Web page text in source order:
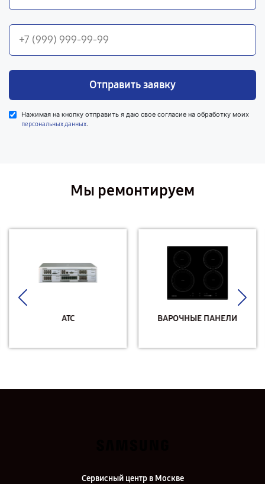
Отправить заявку
Нажимая на кнопку отправить я даю свое согласие на обработку моих
персональных данных.
Мы ремонтируем
АТС ВАРОЧНЫЕ ПАНЕЛИ
Сервисный центр в Москве